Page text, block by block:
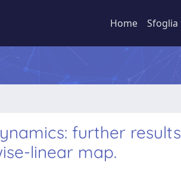
Home Sfoglia
further results
linear map.